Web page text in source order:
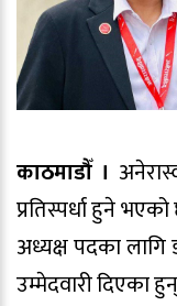
काठमाडौँ ।
प्रतिस्पर्धा हुने
अध्यक्ष पदका
उम्मेदवारी दिएका